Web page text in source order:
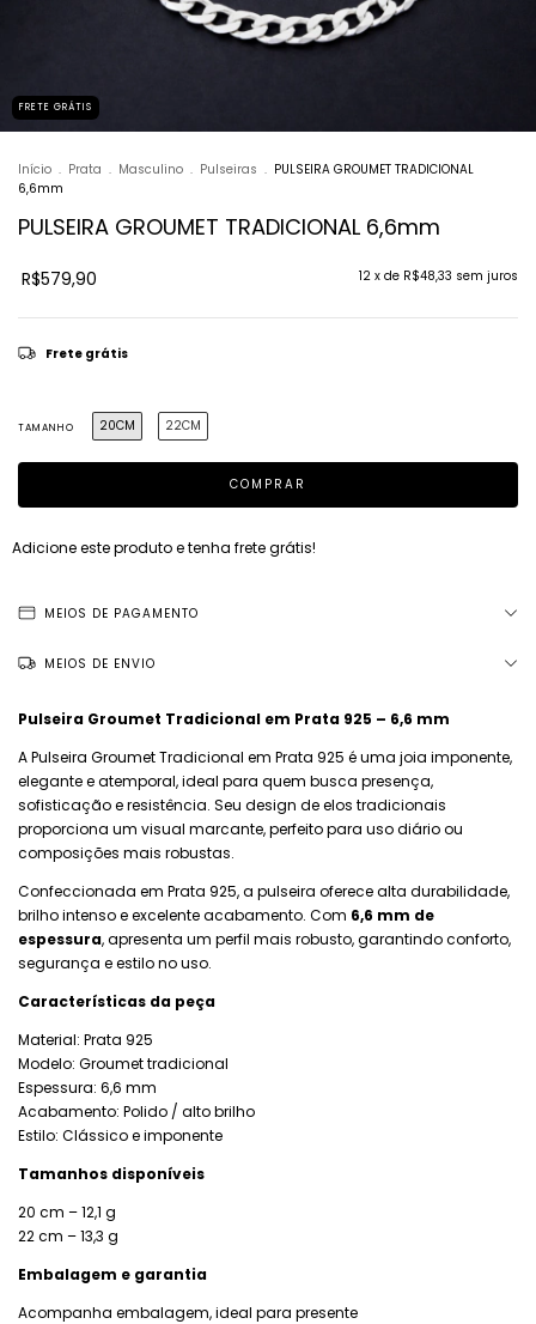
FRETE GRÁTIS
Início . Prata . Masculino . Pulseiras . PULSEIRA GROUMET TRADICIONAL
6,6mm
PULSEIRA GROUMET TRADICIONAL 6,6mm
R$579,90 12 x de R$48,33 sem juros
Frete grátis
TAMANHO 20CM 22CM
Adicione este produto etenha frete grátis!
MEIOS DE PAGAMENTO
MEIOS DE ENVIO
Pulseira Groumet Tradicional em Prata 925 – 6,6 mm
A Pulseira Groumet Tradicional em Prata 925 é uma joia imponente,
elegante e atemporal, ideal para quem busca presença,
sofisticação e resistência. Seu design de elos tradicionais
proporciona um visual marcante, perfeito para uso diário ou
composições mais robustas.
Confeccionada em Prata 925, a pulseira oferece alta durabilidade,
brilho intenso e excelente acabamento. Com 6,6 mm de
espessura, apresenta um perfil mais robusto, garantindo conforto,
segurança e estilo no uso.
Características da peça
Material: Prata 925
Modelo: Groumet tradicional
Espessura: 6,6 mm
Acabamento: Polido / alto brilho
Estilo: Clássico e imponente
Tamanhos disponíveis
20 cm – 12,1 g
22 cm – 13,3 g
Embalagem e garantia
Acompanha embalagem, ideal para presente